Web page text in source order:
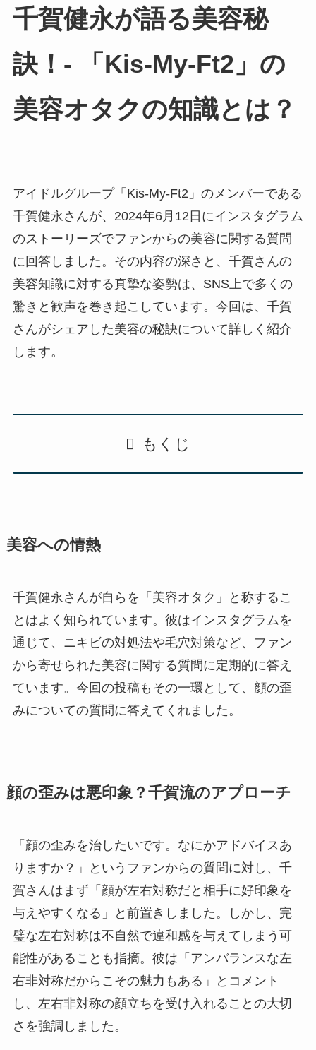
千賀健永が語る美容秘
訣！- 「Kis-My-Ft2」の
美容オタクの知識とは？
アイドルグループ「Kis-My-Ft2」のメンバーである
千賀健永さんが、2024年6月12日にインスタグラム
のストーリーズでファンからの美容に関する質問
に回答しました。その内容の深さと、千賀さんの
美容知識に対する真摯な姿勢は、SNS上で多くの
驚きと歓声を巻き起こしています。今回は、千賀
さんがシェアした美容の秘訣について詳しく紹介
します。
もくじ
美容への情熱
千賀健永さんが自らを「美容オタク」と称するこ
とはよく知られています。彼はインスタグラムを
通じて、ニキビの対処法や毛穴対策など、ファン
から寄せられた美容に関する質問に定期的に答え
ています。今回の投稿もその一環として、顔の歪
みについての質問に答えてくれました。
顔の歪みは悪印象？千賀流のアプローチ
「顔の歪みを治したいです。なにかアドバイスあ
りますか？」というファンからの質問に対し、千
賀さんはまず「顔が左右対称だと相手に好印象を
与えやすくなる」と前置きしました。しかし、完
璧な左右対称は不自然で違和感を与えてしまう可
能性があることも指摘。彼は「アンバランスな左
右非対称だからこその魅力もある」とコメント
し、左右非対称の顔立ちを受け入れることの大切
さを強調しました。